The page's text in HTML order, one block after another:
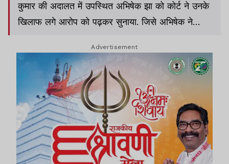
कुमार की अदालत में उपस्थित अभिषेक झा को कोर्ट ने उनके
खिलाफ लगे आरोप को पढ़कर सुनाया. जिसे अभिषेक ने
Advertisement